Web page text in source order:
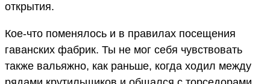
открытия.
Кое-что поменялось и в правилах посещения
гаванских фабрик. Ты не мог себя чувствовать
также вальяжно, как раньше, когда ходил между